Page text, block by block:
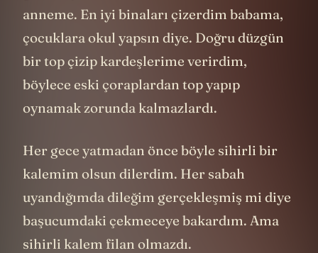
anneme. En iyi binaları çizerdim babama,
çocuklara okul yapsın diye. Doğru düzgün
bir top çizip kardeşlerime verirdim,
böylece eski çoraplardan top yapıp
oynamak zorunda kalmazlardı.
Her gece yatmadan önce böyle sihirli bir
kalemim olsun dilerdim. Her sabah
uyandığımda dileğim gerçekleşmiş mi diye
başucumdaki çekmeceye bakardım. Ama
sihirli kalem filan olmazdı.